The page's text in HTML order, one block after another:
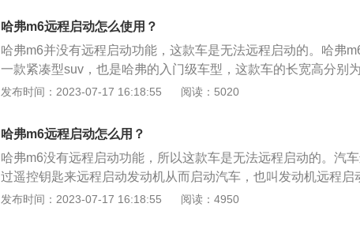
车身尺寸方面，哈弗f5的长宽高分别为4470mm、1857mm、
哈弗m6远程启动怎么使用？
哈弗m6并没有远程启动功能，这款车是无法远程启动的。哈弗
一款紧凑型suv，也是哈弗的入门级车型，这款车的长宽高分别
0毫米、1705毫米，轴距为2680毫米。动力方面，哈弗m6全系使
每分钟5600到6000转，最大扭矩转速为每分钟1800到4400转，
动变速箱或7速双离合变速箱。
发布时间：2023-07-17 16:18:55 阅读：5020
哈弗m6远程启动怎么用？
哈弗m6没有远程启动功能，所以这款车是无法远程启动的。汽
过遥控钥匙来远程启动发动机从而启动汽车，也叫发动机远程启
去了人为进入车内操作的不便，发动机在运转时中控锁还处于闭
发布时间：2023-07-17 16:18:55 阅读：4950